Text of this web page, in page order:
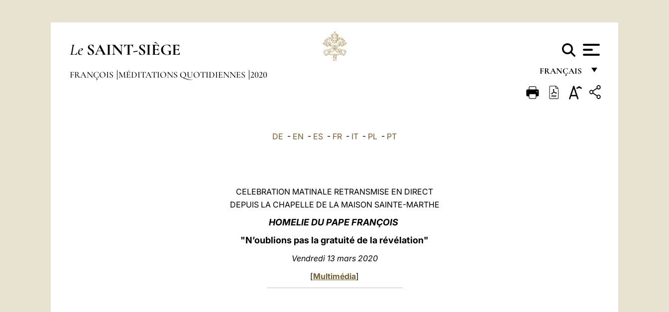
Le SAINT-SIÈGE
FRANÇAIS
FRANÇAIS
FRANÇOIS MÉDITATIONS QUOTIDIENNES 2020
DE - EN - ES - FR - IT - PL - PT
CELEBRATION MATINALE RETRANSMISE EN DIRECT
DEPUIS LA CHAPELLE DE LA MAISON SAINTE-MARTHE
HOMELIE DU PAPE FRANÇOIS
"N’oublions pas la gratuité de la révélation"
Vendredi 13 mars 2020
[Multimédia]